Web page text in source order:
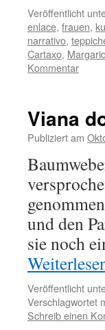
Veröffentlicht
enlace, frauen,
narrativo,
Cartaxo,
Kommentar
Viana
Publiziert am
und den
sie noch
Veröffentlicht
Verschlagwortet
Schreib einen